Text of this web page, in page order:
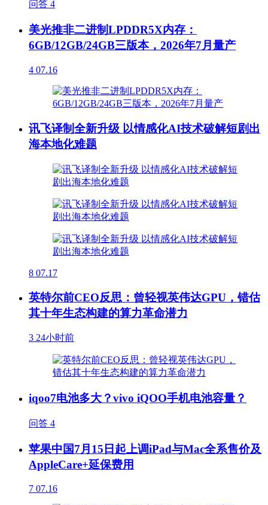
问答 4
美光推非二进制LPDDR5X内存：
6GB/12GB/24GB三版本，2026年7月量产
4 07.16
讯飞译制全新升级 以情感化AI技术破解短剧出
海本地化难题
8 07.17
英特尔前CEO反思：曾轻视英伟达GPU，错估
其十年生态构建的算力革命潜力
3 24小时前
iqoo7电池多大？vivo iQOO手机电池容量？
问答 4
苹果中国7月15日起上调iPad与Mac全系售价及
AppleCare+延保费用
7 07.16